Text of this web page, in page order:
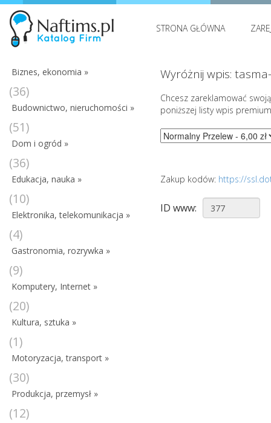
STRONA GŁÓWNA
Biznes, ekonomia »
(36)
Budownictwo, nieruchomości »
(51)
Dom i ogród »
(36)
Edukacja, nauka »
(10)
Elektronika, telekomunikacja »
(4)
Gastronomia, rozrywka »
(9)
Komputery, Internet »
(20)
Kultura, sztuka »
(1)
Motoryzacja, transport »
(30)
Produkcja, przemysł »
(12)
Wyróżnij wpis:
Chcesz zareklamować
poniższej listy wpis
Zakup kodów: https://
ID www: